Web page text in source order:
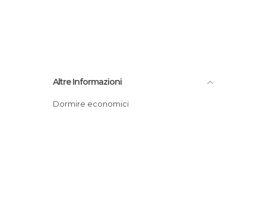
Altre Informazioni
Dormire economici